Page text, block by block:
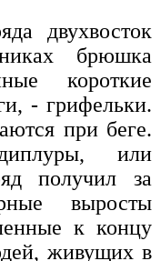
двухвосток
брюшка
короткие
- грифельки.
при беге.
или
получил за
выросты
к концу
живущих в